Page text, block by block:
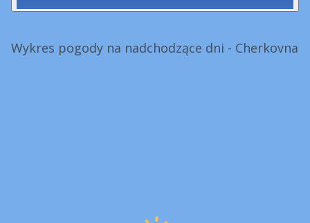
Wykres pogody na nadchodzące dni - Cherkovna